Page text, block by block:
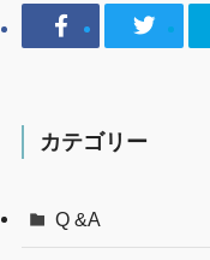
カテゴリー
Q &A